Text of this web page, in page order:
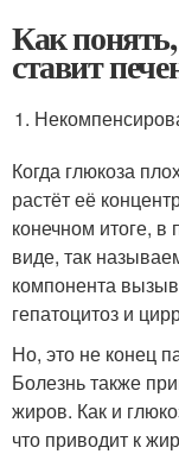
Как
ставит
Когда глюкоза
растёт её
конечном итоге, в
виде, так
компонента
гепатоцитоз и
Но, это не конец
Болезнь также
жиров. Как и
что приводит к